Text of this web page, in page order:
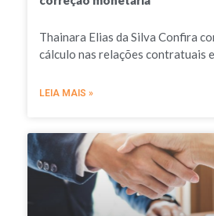
Thainara Elias da Silva Confira
cálculo nas relações contratuais
LEIA MAIS »